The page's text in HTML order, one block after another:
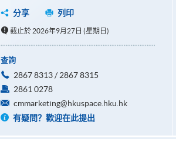
分享
列印
截止於 2026年9月27日 (星期日)
查詢
2867 8313 / 2867 8315
2861 0278
cmmarketing@hkuspace.hku.hk
有疑問？歡迎在此提出